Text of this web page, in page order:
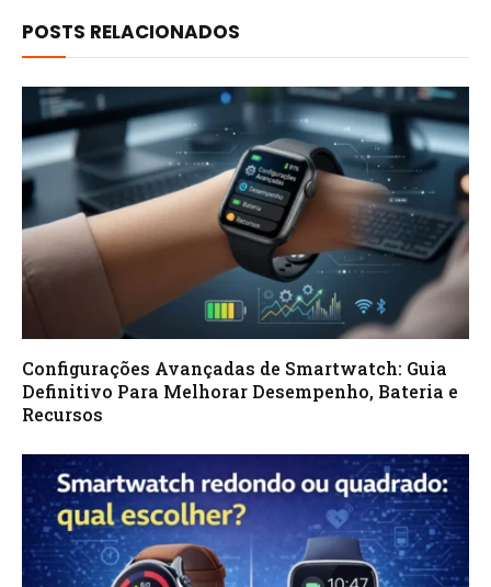
POSTS RELACIONADOS
Configurações Avançadas de Smartwatch: Guia
Definitivo Para Melhorar Desempenho, Bateria e
Recursos